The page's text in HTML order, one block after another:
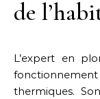
de
L’expert en
thermiques.